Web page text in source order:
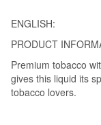
ENGLISH:
PRODUCT
Premium tobacco
gives this liquid its
tobacco lovers.